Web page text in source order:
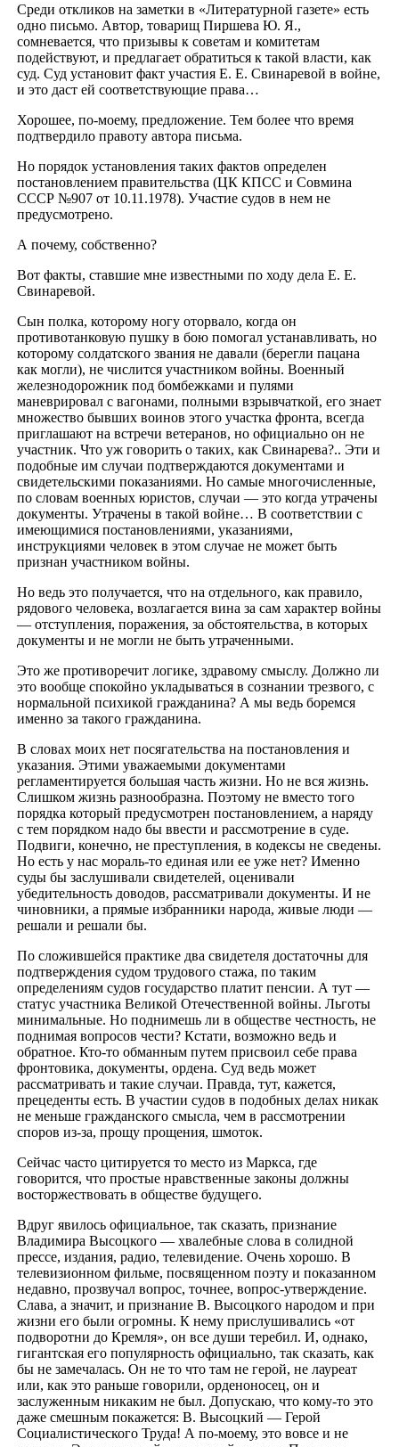
Среди откликов на заметки в «Литературной газете» есть
одно письмо. Автор, товарищ Пиршева Ю. Я.,
сомневается, что призывы к советам и комитетам
подействуют, и предлагает обратиться к такой власти, как
суд. Суд установит факт участия Е. Е. Свинаревой в войне,
и это даст ей соответствующие права…
Хорошее, по-моему, предложение. Тем более что время
подтвердило правоту автора письма.
Но порядок установления таких фактов определен
постановлением правительства (ЦК КПСС и Совмина
СССР №907 от 10.11.1978). Участие судов в нем не
предусмотрено.
А почему, собственно?
Вот факты, ставшие мне известными по ходу дела Е. Е.
Свинаревой.
Сын полка, которому ногу оторвало, когда он
противотанковую пушку в бою помогал устанавливать, но
которому солдатского звания не давали (берегли пацана
как могли), не числится участником войны. Военный
железнодорожник под бомбежками и пулями
маневрировал с вагонами, полными взрывчаткой, его знает
множество бывших воинов этого участка фронта, всегда
приглашают на встречи ветеранов, но официально он не
участник. Что уж говорить о таких, как Свинарева?.. Эти и
подобные им случаи подтверждаются документами и
свидетельскими показаниями. Но самые многочисленные,
по словам военных юристов, случаи — это когда утрачены
документы. Утрачены в такой войне… В соответствии с
имеющимися постановлениями, указаниями,
инструкциями человек в этом случае не может быть
признан участником войны.
Но ведь это получается, что на отдельного, как правило,
рядового человека, возлагается вина за сам характер войны
— отступления, поражения, за обстоятельства, в которых
документы и не могли не быть утраченными.
Это же противоречит логике, здравому смыслу. Должно ли
это вообще спокойно укладываться в сознании трезвого, с
нормальной психикой гражданина? А мы ведь боремся
именно за такого гражданина.
В словах моих нет посягательства на постановления и
указания. Этими уважаемыми документами
регламентируется большая часть жизни. Но не вся жизнь.
Слишком жизнь разнообразна. Поэтому не вместо того
порядка который предусмотрен постановлением, а наряду
с тем порядком надо бы ввести и рассмотрение в суде.
Подвиги, конечно, не преступления, в кодексы не сведены.
Но есть у нас мораль-то единая или ее уже нет? Именно
суды бы заслушивали свидетелей, оценивали
убедительность доводов, рассматривали документы. И не
чиновники, а прямые избранники народа, живые люди —
решали и решали бы.
По сложившейся практике два свидетеля достаточны для
подтверждения судом трудового стажа, по таким
определениям судов государство платит пенсии. А тут —
статус участника Великой Отечественной войны. Льготы
минимальные. Но поднимешь ли в обществе честность, не
поднимая вопросов чести? Кстати, возможно ведь и
обратное. Кто-то обманным путем присвоил себе права
фронтовика, документы, ордена. Суд ведь может
рассматривать и такие случаи. Правда, тут, кажется,
прецеденты есть. В участии судов в подобных делах никак
не меньше гражданского смысла, чем в рассмотрении
споров из-за, прощу прощения, шмоток.
Сейчас часто цитируется то место из Маркса, где
говорится, что простые нравственные законы должны
восторжествовать в обществе будущего.
Вдруг явилось официальное, так сказать, признание
Владимира Высоцкого — хвалебные слова в солидной
прессе, издания, радио, телевидение. Очень хорошо. В
телевизионном фильме, посвященном поэту и показанном
недавно, прозвучал вопрос, точнее, вопрос-утверждение.
Слава, а значит, и признание В. Высоцкого народом и при
жизни его были огромны. К нему прислушивались «от
подворотни до Кремля», он все души теребил. И, однако,
гигантская его популярность официально, так сказать, как
бы не замечалась. Он не то что там не герой, не лауреат
или, как это раньше говорили, орденоносец, он и
заслуженным никаким не был. Допускаю, что кому-то это
даже смешным покажется: В. Высоцкий — Герой
Социалистического Труда! А по-моему, это вовсе и не